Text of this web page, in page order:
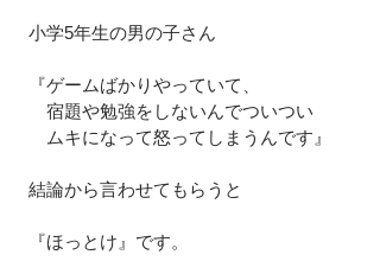
小学5年生の男の子さん
『ゲームばかりやっていて、
宿題や勉強をしないんでついつい
ムキになって怒ってしまうんです』
結論から言わせてもらうと
『ほっとけ』です。